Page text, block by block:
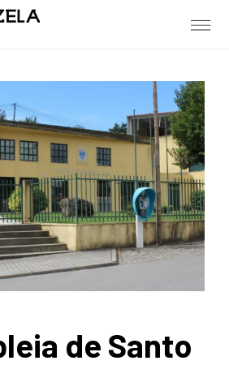
de Santo